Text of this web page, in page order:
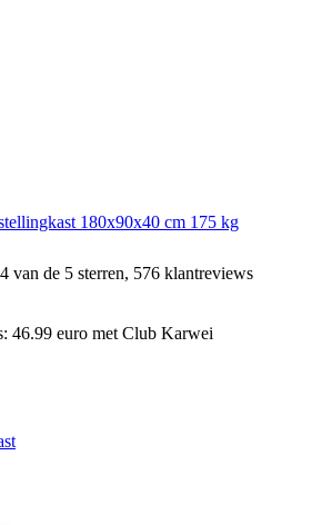
180x90x40 cm 175 kg
van de 5 sterren, 576 klantreviews
46.99 euro met Club Karwei